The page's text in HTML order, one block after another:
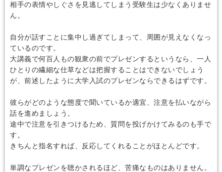
相手の表情やしぐさを見逃してしまう受験生は少なくありませ
ん。
自分が話すことに集中し過ぎてしまって、周囲が見えなくなっ
ているのです。
大講義で何百人もの観衆の前でプレゼンするというなら、一人
ひとりの繊細な仕草などは把握することはできないでしょう
が、前述したように大学入試のプレゼンならできるはずです。
彼らがどのような態度で聞いているか適宜、注意を払いながら
話を進めましょう。
途中で注意を引きつけるため、質問を投げかけてみるのも手で
す。
きちんと指名すれば、反応してくれることがほとんどです。
単調なプレゼンを聴かされるほど、苦痛なものはありません。